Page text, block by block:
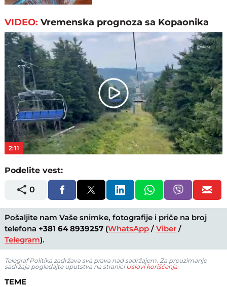
VIDEO:Vremenska prognoza sa Kopaonika
Play
Video
2:11
Podelite vest:
0
Pošaljite nam Vaše snimke, fotografije i priče na broj
telefona +381 64 8939257 (WhatsApp /Viber /
Telegram).
Telegraf Politika zadržava sva prava nad sadržajem. Za preuzimanje
sadržaja pogledajte uputstva na stranici Uslovi korišćenja
TEME